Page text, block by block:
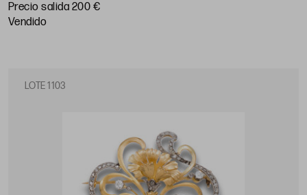
Precio salida 200 €
vendido
LOTE 1103